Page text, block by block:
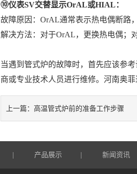
⑩仪表SV交替显示OrAL或HIAL：
故障原因：OrAL通常表示热电偶断路
解决方法：对于OrAL，更换热电偶；
当遇到管式炉的故障时，首先应该参
商或专业技术人员进行维修。河南奥
上一篇： 高温管式炉前的准备工作步骤
产品展示 新闻资讯